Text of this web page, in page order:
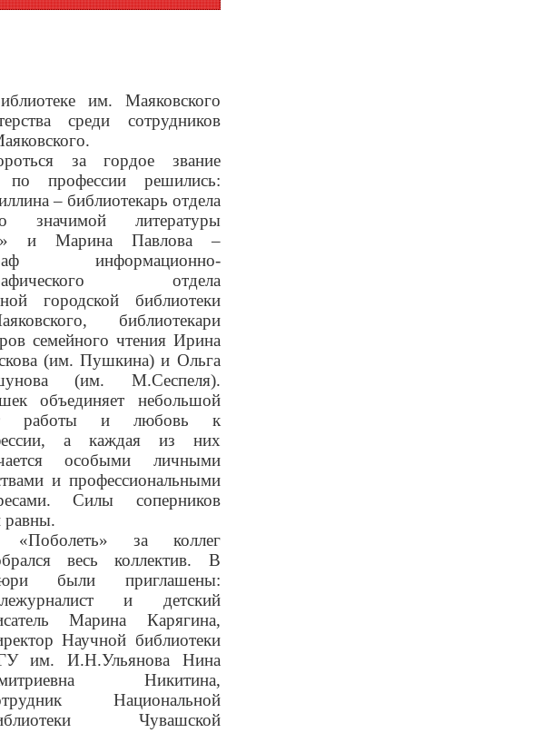
им. Маяковского
среди сотрудников
за гордое звание
по профессии решились:
– библиотекарь отдела
значимой литературы
и Марина Павлова –
информационно-
отдела
городской библиотеки
библиотекари
семейного чтения Ирина
(им. Пушкина) и Ольга
(им. М.Сеспеля).
объединяет небольшой
работы и любовь к
а каждая из них
особыми личными
и профессиональными
Силы соперников
равны.
«Поболеть» за коллег
весь коллектив. В
были приглашены:
и детский
Марина Карягина,
Научной библиотеки
им. И.Н.Ульянова Нина
Никитина,
Национальной
Чувашской